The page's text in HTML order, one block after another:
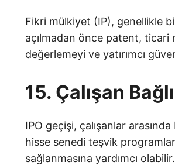
Fikri mülkiyet (IP), genellikle
açılmadan önce patent, ticari
değerlemeyi ve yatırımcı
15. Çalışan
IPO geçişi, çalışanlar
hisse senedi teşvik
sağlanmasına yardımcı olabilir.